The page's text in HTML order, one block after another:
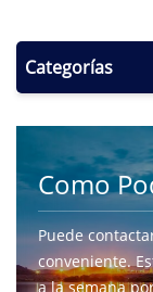
Categorías
Como
Puede
conveniente.
a la semana